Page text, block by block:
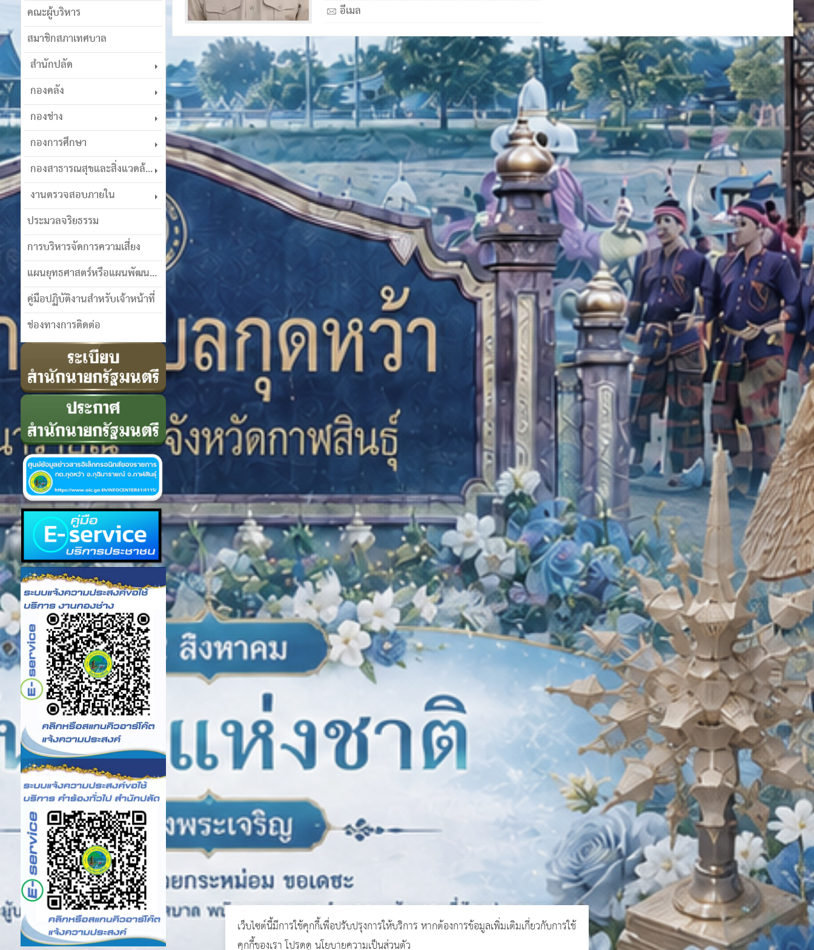
คณะผู้บริหาร
สมาชิกสภาเทศบาล
สำนักปลัด
กองคลัง
กองช่าง
กองการศึกษา
กองสาธารณสุขและสิ่งแวดล้อม
งานตรวจสอบภายใน
ประมวลจริยธรรม
การบริหารจัดการความเสี่ยง
แผนยุทธศาสตร์หรือแผนพัฒนาฯ
คู่มือปฏิบัติงานสำหรับเจ้าหน้าที่
ช่องทางการติดต่อ
อีเมล
เว็บไซต์นี้มีการใช้คุกกี้เพื่อปรับปรุงการให้บริการ หากต้องการข้อมูลเพิ่มเติมเกี่ยวกับการใช้
คุกกี้ของเรา โปรดดู นโยบายความเป็นส่วนตัว